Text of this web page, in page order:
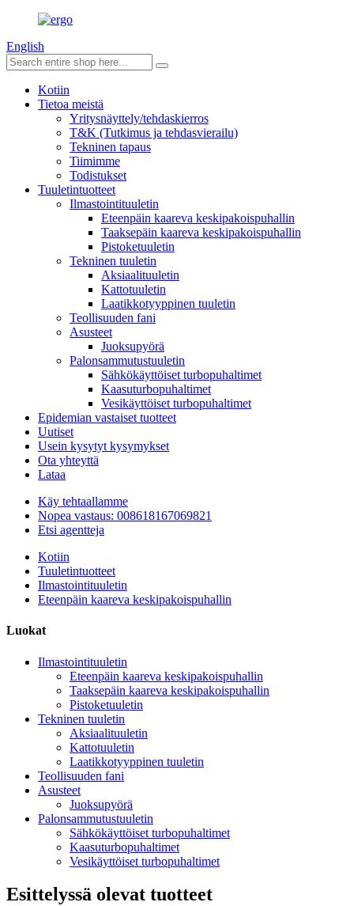
English
Kotiin
Tietoa meistä
Yritysnäyttely/tehdaskierros
T&K (Tutkimus ja tehdasvierailu)
Tekninen tapaus
Tiimimme
Todistukset
Tuuletintuotteet
Ilmastointituuletin
Eteenpäin kaareva keskipakoispuhallin
Taaksepäin kaareva keskipakoispuhallin
Pistoketuuletin
Tekninen tuuletin
Aksiaalituuletin
Kattotuuletin
Laatikkotyyppinen tuuletin
Teollisuuden fani
Asusteet
Juoksupyörä
Palonsammutustuuletin
Sähkökäyttöiset turbopuhaltimet
Kaasuturbopuhaltimet
Vesikäyttöiset turbopuhaltimet
Epidemian vastaiset tuotteet
Uutiset
Usein kysytyt kysymykset
Ota yhteyttä
Lataa
Käy tehtaallamme
Nopea vastaus: 008618167069821
Etsi agentteja
Kotiin
Tuuletintuotteet
Ilmastointituuletin
Eteenpäin kaareva keskipakoispuhallin
Luokat
Ilmastointituuletin
Eteenpäin kaareva keskipakoispuhallin
Taaksepäin kaareva keskipakoispuhallin
Pistoketuuletin
Tekninen tuuletin
Aksiaalituuletin
Kattotuuletin
Laatikkotyyppinen tuuletin
Teollisuuden fani
Asusteet
Juoksupyörä
Palonsammutustuuletin
Sähkökäyttöiset turbopuhaltimet
Kaasuturbopuhaltimet
Vesikäyttöiset turbopuhaltimet
Esittelyssä olevat tuotteet